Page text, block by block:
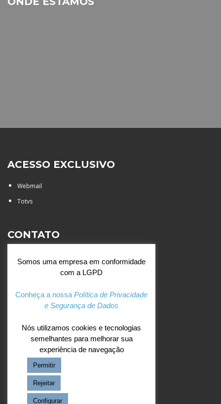
ACESSO EXCLUSIVO
Webmail
Totvs
CONTATO
Santa Catarina - São José do
Rio Preto (SP)
+55 (17) 3354 7000
agostiniano@csj.g12.br
REDES SOCIAIS
Facebook
Instagram
Somos uma empresa em conformidade
com a LGPD
Conheça a nossa Política de Privacidade
e Segurança de Dados
Nós utilizamos cookies e tecnologias
semelhantes para melhorar sua
experiência de navegação
Permitir
Rejeitar
Configurar